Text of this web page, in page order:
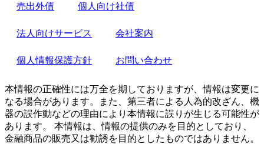
売出外債 個人向け社債
法人向けサービス 会社案内
個人情報保護方針 お問い合わせ
本情報の正確性には万全を期しておりますが、情報は変更に
なる場合があります。また、第三者による人為的改ざん、機
器の誤作動などの理由により本情報に誤りが生じる可能性が
あります。 本情報は、情報の提供のみを目的としており、
金融商品の販売又は勧誘を目的としたものではありません。